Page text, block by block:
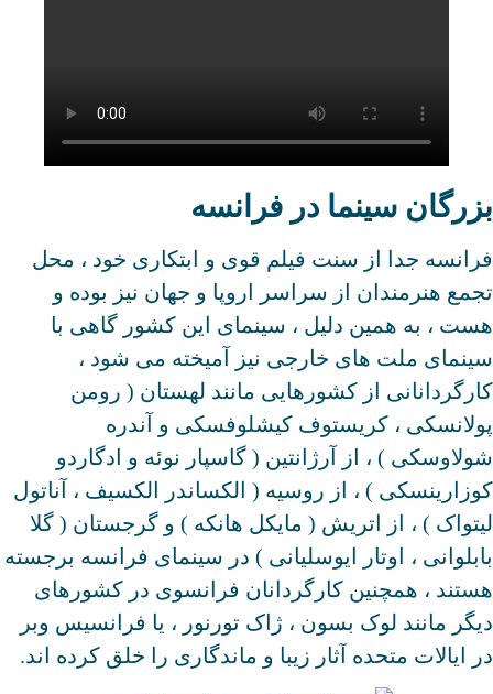
بزرگان سینما در فرانسه
فرانسه جدا از سنت فیلم قوی و ابتکاری خود ، محل
تجمع هنرمندان از سراسر اروپا و جهان نیز بوده و
هست ، به همین دلیل ، سینمای این کشور گاهی با
سینمای ملت های خارجی نیز آمیخته می شود ،
کارگردانانی از کشورهایی مانند لهستان ( رومن
پولانسکی ، کریستوف کیشلوفسکی و آندره
شولاوسکی ) ، از آرژانتین ( گاسپار نوئه و ادگاردو
کوزارینسکی ) ، از روسیه ( الکساندر الکسیف ، آناتول
لیتواک ) ، از اتریش ( مایکل هانکه ) و گرجستان ( گلا
بابلوانی ، اوتار ایوسلیانی ) در سینمای فرانسه برجسته
هستند ، همچنین کارگردانان فرانسوی در کشورهای
دیگر مانند لوک بسون ، ژاک تورنور ، یا فرانسیس وبر
در ایالات متحده آثار زیبا و ماندگاری را خلق کرده اند.